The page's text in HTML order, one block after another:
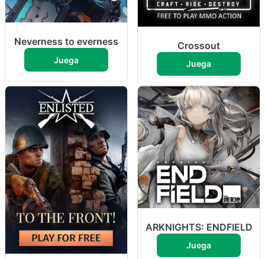
Neverness to everness
Juega
Crossout
Juega
ARKNIGHTS: ENDFIELD
Juega